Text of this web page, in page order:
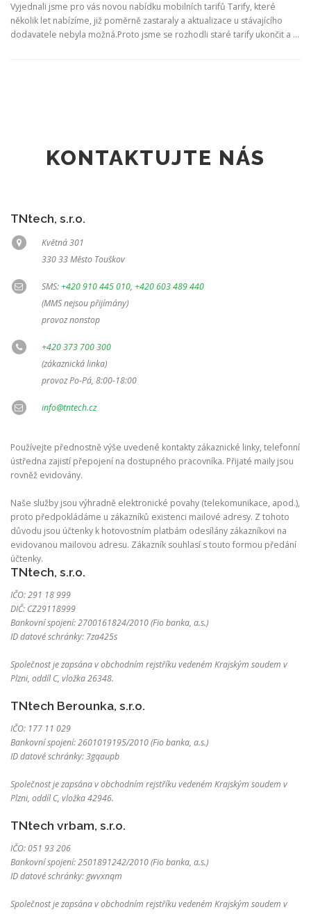
Vyjednali jsme pro vás novou nabídku mobilních tarifů Tarify, které
několik let nabízíme, již poměrně zastaraly a aktualizace u stávajícího
dodavatele nebyla možná.Proto jsme se rozhodli staré tarify ukončit a …
KONTAKTUJTE NÁS
TNtech, s.r.o.
Květná 301
330 33 Město Touškov
SMS:+420 910 445 010, +420 603 489 440
(MMS nejsou přijímány)
provoz nonstop
+420 373 700 300
(zákaznická linka)
provoz Po-Pá, 8:00-18:00
info@tntech.cz
Používejte přednostně výše uvedené kontakty zákaznické linky, telefonní
ústředna zajistí přepojení na dostupného pracovníka. Přijaté maily jsou
rovněž evidovány.
Naše služby jsou výhradně elektronické povahy (telekomunikace, apod.),
proto předpokládáme u zákazníků existenci mailové adresy. Z tohoto
důvodu jsou účtenky k hotovostním platbám odesílány zákazníkovi na
evidovanou mailovou adresu. Zákazník souhlasí s touto formou předání
účtenky.
TNtech, s.r.o.
IČO: 291 18 999
DIČ: CZ29118999
Bankovní spojení: 2700161824/2010 (Fio banka, a.s.)
ID datové schránky: 7za425s
Společnost je zapsána v obchodním rejstříku vedeném Krajským soudem v
Plzni, oddíl C, vložka 26348.
TNtech Berounka, s.r.o.
IČO: 177 11 029
Bankovní spojení: 2601019195/2010 (Fio banka, a.s.)
ID datové schránky: 3gqaupb
Společnost je zapsána v obchodním rejstříku vedeném Krajským soudem v
Plzni, oddíl C, vložka 42946.
TNtech vrbam, s.r.o.
IČO: 051 93 206
Bankovní spojení: 2501891242/2010 (Fio banka, a.s.)
ID datové schránky: gwvxnqm
Společnost je zapsána v obchodním rejstříku vedeném Krajským soudem v